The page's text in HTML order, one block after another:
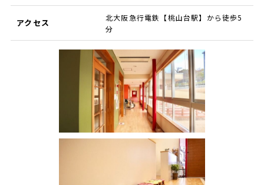
アクセス
北大阪急行電鉄【桃山台駅】から徒歩5
分